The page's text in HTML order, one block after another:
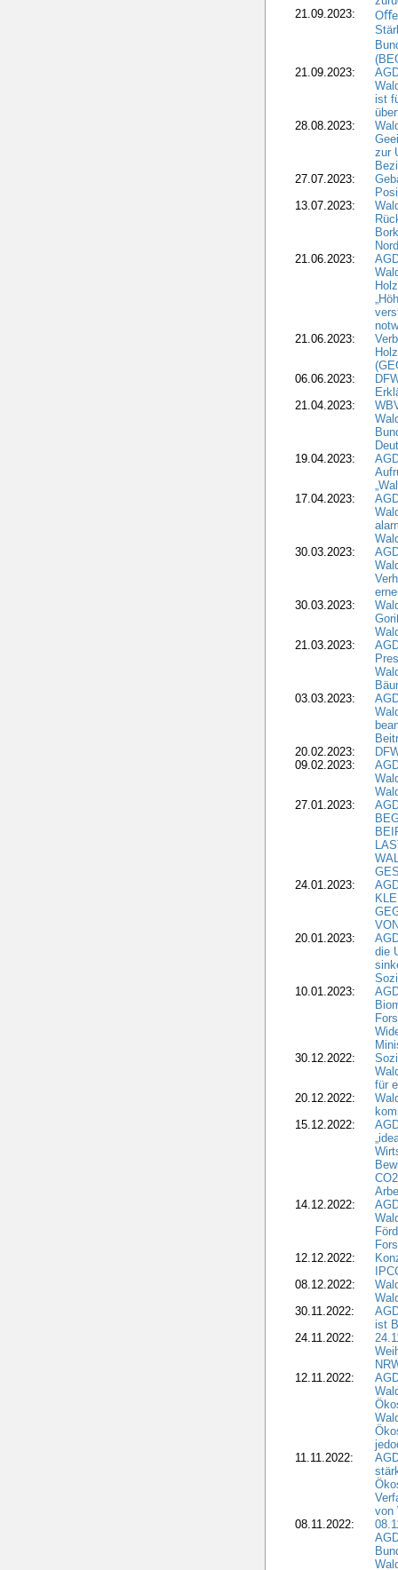
21.09.2023:
21.09.2023:
ist
28.08.2023:
zur
27.07.2023:
13.07.2023:
21.06.2023:
21.06.2023:
06.06.2023:
21.04.2023:
19.04.2023:
17.04.2023:
30.03.2023:
30.03.2023:
21.03.2023:
03.03.2023:
20.02.2023:
09.02.2023:
27.01.2023:
24.01.2023:
20.01.2023:
die
10.01.2023:
30.12.2022:
für
20.12.2022:
15.12.2022:
14.12.2022:
12.12.2022:
08.12.2022:
30.11.2022:
ist
24.11.2022:
12.11.2022:
11.11.2022:
von
08.11.2022: